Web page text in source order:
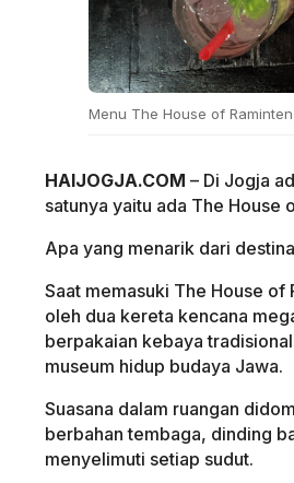
Menu The House of
HAIJOGJA.COM – Di Jogja
satunya yaitu ada The House
Apa yang menarik dari
Saat memasuki The House of
oleh dua kereta kencana
berpakaian kebaya
museum hidup budaya Jawa.
Suasana dalam ruangan
berbahan tembaga, dinding
menyelimuti setiap sudut.